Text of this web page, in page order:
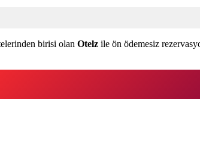
birisi olan Otelz ile ön ödemesiz